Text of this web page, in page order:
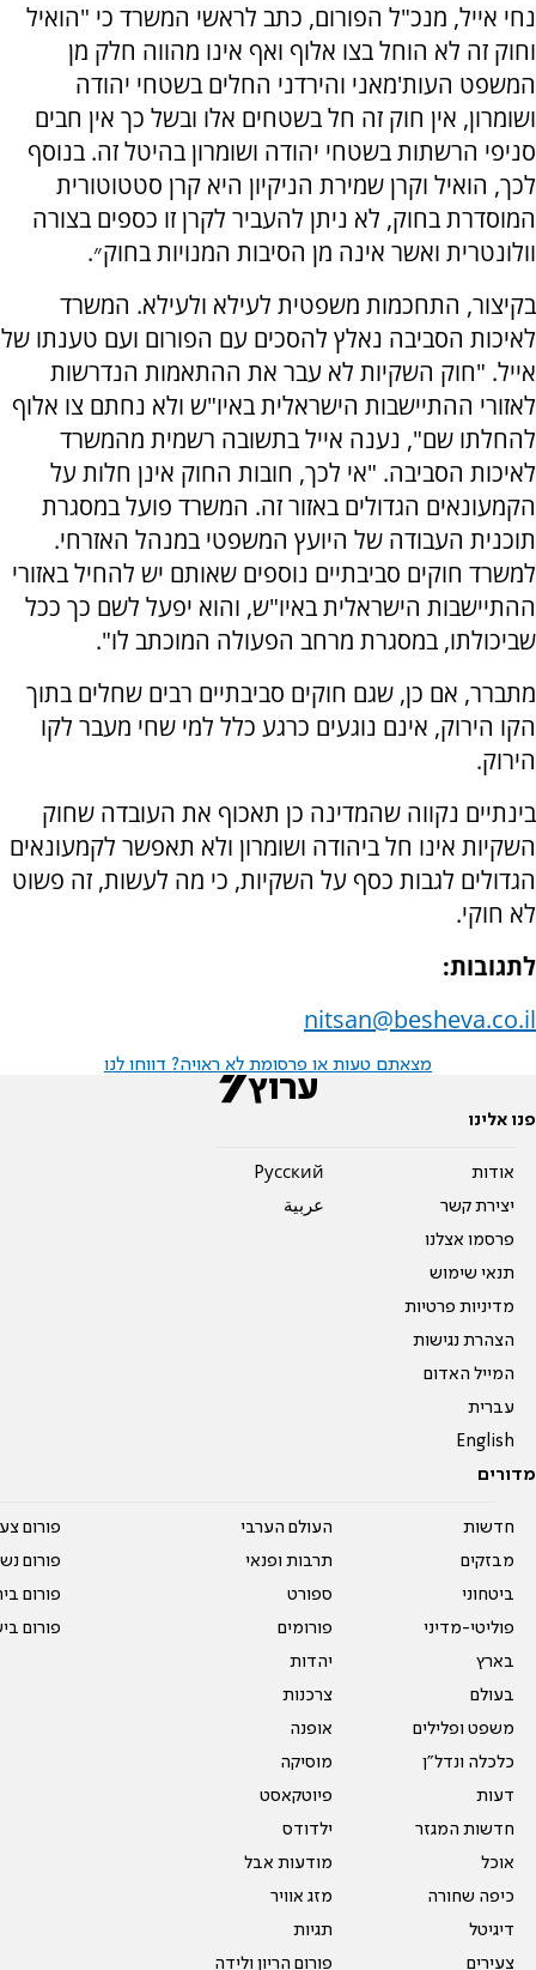
נחי אייל, מנכ"ל הפורום, כתב לראשי המשרד כי "הואיל
וחוק זה לא הוחל בצו אלוף ואף אינו מהווה חלק מן
המשפט העות'מאני והירדני החלים בשטחי יהודה
ושומרון, אין חוק זה חל בשטחים אלו ובשל כך אין חבים
סניפי הרשתות בשטחי יהודה ושומרון בהיטל זה. בנוסף
לכך, הואיל וקרן שמירת הניקיון היא קרן סטטוטורית
המוסדרת בחוק, לא ניתן להעביר לקרן זו כספים בצורה
וולונטרית ואשר אינה מן הסיבות המנויות בחוק״.
בקיצור, התחכמות משפטית לעילא ולעילא. המשרד
לאיכות הסביבה נאלץ להסכים עם הפורום ועם טענתו של
אייל. "חוק השקיות לא עבר את ההתאמות הנדרשות
לאזורי ההתיישבות הישראלית באיו"ש ולא נחתם צו אלוף
להחלתו שם", נענה אייל בתשובה רשמית מהמשרד
לאיכות הסביבה. "אי לכך, חובות החוק אינן חלות על
הקמעונאים הגדולים באזור זה. המשרד פועל במסגרת
תוכנית העבודה של היועץ המשפטי במנהל האזרחי.
למשרד חוקים סביבתיים נוספים שאותם יש להחיל באזורי
ההתיישבות הישראלית באיו"ש, והוא יפעל לשם כך ככל
שביכולתו, במסגרת מרחב הפעולה המוכתב לו".
מתברר, אם כן, שגם חוקים סביבתיים רבים שחלים בתוך
הקו הירוק, אינם נוגעים כרגע כלל למי שחי מעבר לקו
הירוק.
בינתיים נקווה שהמדינה כן תאכוף את העובדה שחוק
השקיות אינו חל ביהודה ושומרון ולא תאפשר לקמעונאים
הגדולים לגבות כסף על השקיות, כי מה לעשות, זה פשוט
לא חוקי.
לתגובות:
nitsan@besheva.co.il
מצאתם טעות או פרסומת לא ראויה? דווחו לנו
פנו אלינו
אודות
יצירת קשר
פרסמו אצלנו
תנאי שימוש
מדיניות פרטיות
הצהרת נגישות
המייל האדום
עברית
English
Pусский
عربية
מדורים
חדשות
מבזקים
ביטחוני
פוליטי-מדיני
בארץ
בעולם
משפט ופלילים
כלכלה ונדל"ן
דעות
חדשות המגזר
אוכל
כיפה שחורה
דיגיטל
צעירים
העולם הערבי
תרבות ופנאי
ספורט
פורומים
יהדות
צרכנות
אופנה
מוסיקה
פיוטקאסט
ילדודס
מודעות אבל
מזג אוויר
תגיות
פורום הריון ולידה
פורום
פורום
פורום
פורום